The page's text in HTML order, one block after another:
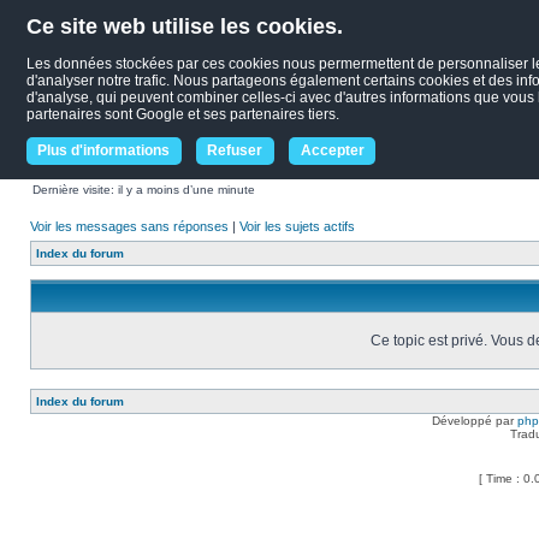
Ce site web utilise les cookies.
Les données stockées par ces cookies nous permermettent de
d'analyser notre trafic. Nous partageons également certains cookies et des
d'analyse, qui peuvent combiner celles-ci avec d'autres informations que
partenaires sont Google et ses partenaires tiers.
Plus d'informations Refuser Accepter
Dernière visite: il y a moins d’une minute
Voir les messages sans réponses | Voir les sujets actifs
Index du forum
Ce topic est privé. Vous
Index du forum
Développé par
[ Time :